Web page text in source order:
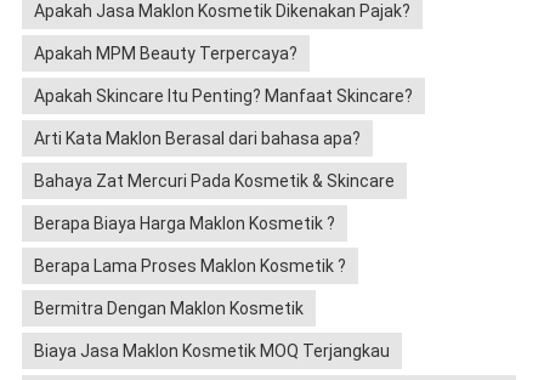
Apakah Jasa Maklon Kosmetik Dikenakan Pajak?
Apakah MPM Beauty Terpercaya?
Apakah Skincare Itu Penting? Manfaat Skincare?
Arti Kata Maklon Berasal dari bahasa apa?
Bahaya Zat Mercuri Pada Kosmetik & Skincare
Berapa Biaya Harga Maklon Kosmetik ?
Berapa Lama Proses Maklon Kosmetik ?
Bermitra Dengan Maklon Kosmetik
Biaya Jasa Maklon Kosmetik MOQ Terjangkau